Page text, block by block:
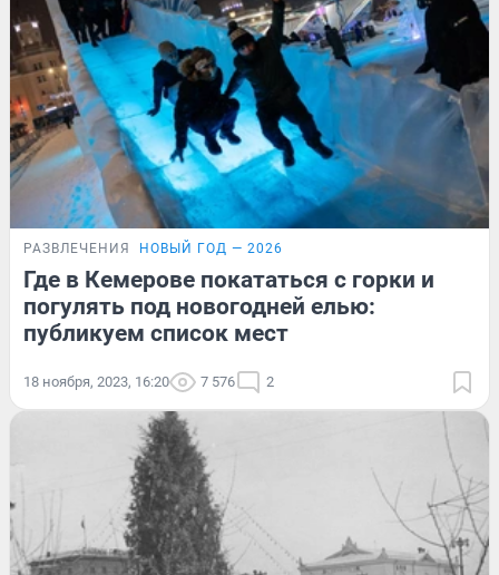
РАЗВЛЕЧЕНИЯ НОВЫЙ ГОД — 2026
Где в Кемерове покататься с горки и
погулять под новогодней елью:
публикуем список мест
18 ноября, 2023, 16:20 7 576 2